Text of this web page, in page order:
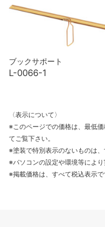
ブックサポート
L-0066-1
〈表示について〉
※このページでの価格は、最低
てご覧下さい。
※塗装で特別表示のないものは、
※パソコンの設定や環境等によ
※掲載価格は、すべて税込表示で